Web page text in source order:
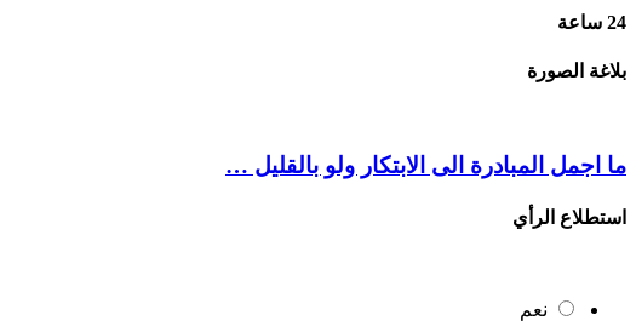
24 ساعة
بلاغة الصورة
ما اجمل المبادرة الى الابتكار ولو بالقليل …
استطلاع الرأي
نعم